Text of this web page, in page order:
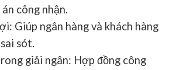
công nhận.
: Giúp ngân hàng và khách hàng
sót.
giải ngân: Hợp đồng công